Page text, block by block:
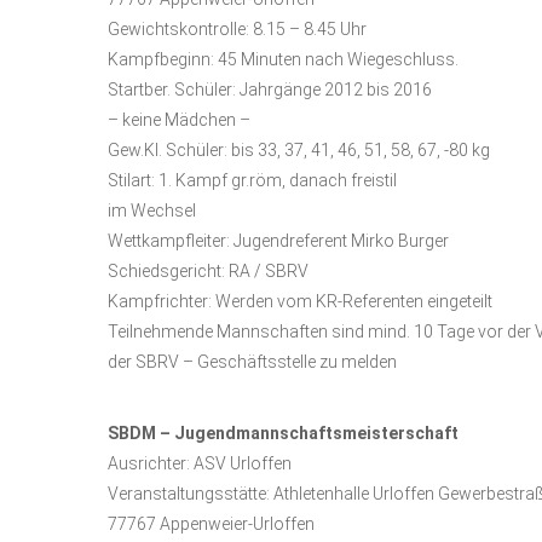
Gewichtskontrolle: 8.15 – 8.45 Uhr
Kampfbeginn: 45 Minuten nach Wiegeschluss.
Startber. Schüler: Jahrgänge 2012 bis 2016
– keine Mädchen –
Gew.Kl. Schüler: bis 33, 37, 41, 46, 51, 58, 67, -80 kg
Stilart: 1. Kampf gr.röm, danach freistil
im Wechsel
Wettkampfleiter: Jugendreferent Mirko Burger
Schiedsgericht: RA / SBRV
Kampfrichter: Werden vom KR-Referenten eingeteilt
Teilnehmende Mannschaften sind mind. 10 Tage vor der
der SBRV – Geschäftsstelle zu melden
SBDM – Jugendmannschaftsmeisterschaft
Ausrichter: ASV Urloffen
Veranstaltungsstätte: Athletenhalle Urloffen
77767 Appenweier-Urloffen